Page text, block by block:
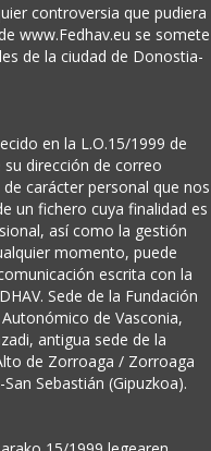
controversia que pudiera
www.Fedhav.eu se somete
de la ciudad de Donostia-
en la L.O.15/1999 de
dirección de correo
carácter personal que nos
un fichero cuya finalidad es
así como la gestión
momento, puede
escrita con la
Sede de la Fundación
de Vasconia,
antigua sede de la
de Zorroaga / Zorroaga
Sebastián (Gipuzkoa).